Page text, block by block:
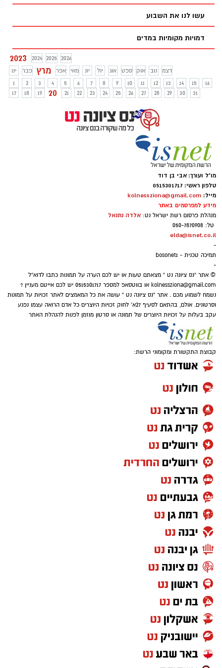
עשו לנו את השבוע
דמויות מקומיות במדים
2023 2024 2025
2026
ינו
פבר מרץ אפר מאי יונ יול אוג ספט אוק נוב
דצמ
1
2 3 4 5 6 7 8 9 10 11 12 13 14 15
16
17
18 19 20 21 22 23 24 25 26 27 28 29 30 31
מו"ל ועורך: אבי בן דוד
טלפון ראשי: 0515301717
מייל: kolnessziona@gmail.com
מידע למפרסמים באתר
מנהלת פרסום רשת ישראל נט: אלדה נתנאל
טל: 050-7870908
elda@isnet.co.il
-
תמיכה טכנית - bosonet1
-
© אתר "נס ציונה נט " מצאתם טעות או יש לכם הערה על תמונות כתבו לדוא"ל
kolnessziona@gmail.com
או בווטסאפ למספר 0515301717 יש לכם אייטם מעניין ?
נשמח לשמוע מכם . אתר "נס ציונה נט " עושה את כל המאמצים לאתר זכויות על תמונות
וסרטונים. אולם, בהתאם לסעיף 27א' לחוק זכויות היוצרים כל אדם הרואה עצמו נפגע
עקב בעלות על זכויות היוצרים של תמונה או סרטון מוזמן לפנות להנהלת האתר
קבוצת התקשורת ומקומוני הרשת: